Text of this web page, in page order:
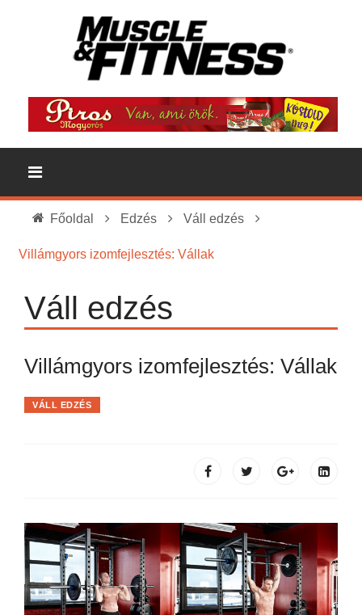
Főoldal Edzés Váll edzés
Villámgyors izomfejlesztés: Vállak
Váll edzés
Villámgyors izomfejlesztés: Vállak
VÁLL EDZÉS